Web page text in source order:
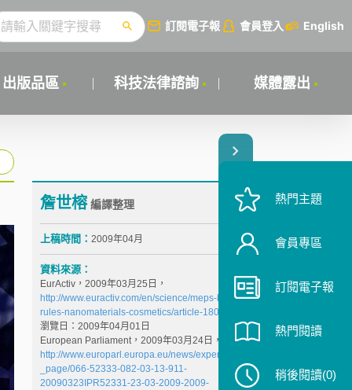
訂閱電子報 會員登入 English
出版品區 科技法律諮詢 媒體露出
詹世榕編譯整理
上稿時間： 2009年04月
資料來源：
EurActiv，2009年03月25日，
http://www.euractiv.com/en/science/meps-back-new-
rules-nanomaterials-cosmetics/article-180605
瀏覽日：2009年04月01日
European Parliament，2009年03月24日，
http://www.europarl.europa.eu/news/expert/infopress
_page/066-52333-082-03-13-911-
20090323IPR52331-23-03-2009-2009-
熱門主題
會員專區
訂閱電子報
熱門閱讀
稍後閱讀(0)